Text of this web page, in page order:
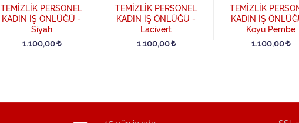
TEMİZLİK PERSONEL
KADIN İŞ ÖNLÜĞÜ -
Siyah
1.100,00
TEMİZLİK PERSONEL
KADIN İŞ ÖNLÜĞÜ -
Lacivert
1.100,00
TEMİZLİK
KADIN İŞ
Koyu Pembe
1.100,00